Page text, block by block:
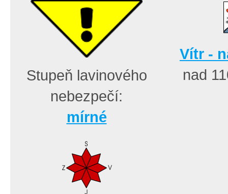
Stupeň lavinového
nebezpečí:
mírné
Vítr -
nad